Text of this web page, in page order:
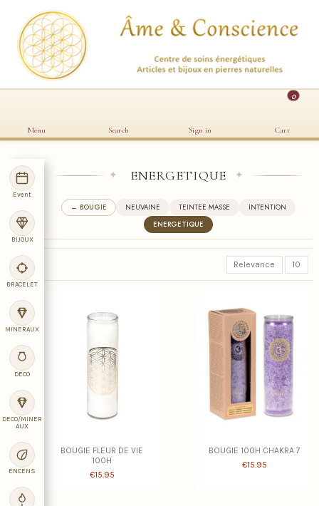
Menu Search Sign in
0
Cart
Event
BIJOUX
BRACELET
MINERAUX
DECO
DECO/MINER
AUX
ENCENS
✦ ENERGETIQUE ✦
← BOUGIE NEUVAINE TEINTEE MASSE
INTENTION
ENERGETIQUE
Relevance 10
BOUGIE FLEUR DE VIE
100H
€15.95
BOUGIE 100H CHAKRA 7
€15.95